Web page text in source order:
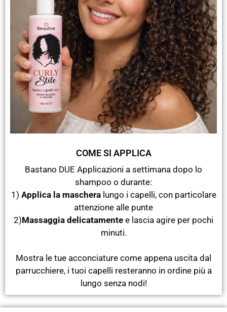
COME SI APPLICA
Bastano DUE Applicazioni a settimana dopo lo
shampoo o durante:
1) Applica la mascheralungo i capelli, con particolare
attenzione alle punte
2)Massaggia delicatamente e lascia agire per pochi
minuti.
Mostra le tue acconciature come appena uscita dal
parrucchiere, i tuoi capelli resteranno in ordine più a
lungo senza nodi!